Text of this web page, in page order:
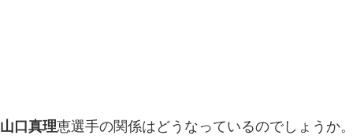
山口真理恵選手の関係はどうなっているのでしょうか。